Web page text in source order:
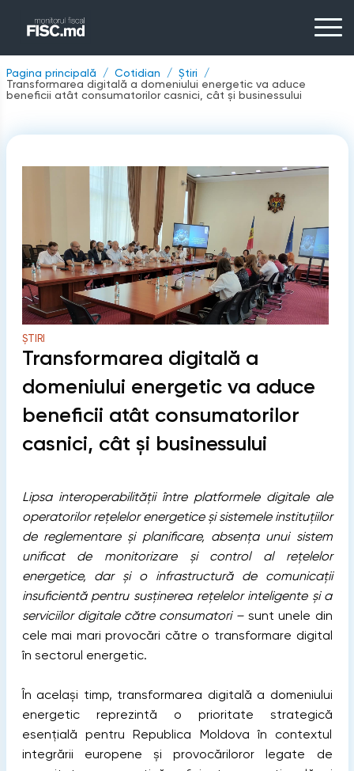
Pagina principală Cotidian
Știri
Transformarea digitală a domeniului energetic va aduce
beneficii atât consumatorilor casnici, cât și businessului
ȘTIRI
Transformarea digitală a
domeniului energetic va aduce
beneficii atât consumatorilor
casnici, cât și businessului
Lipsa interoperabilității între platformele digitale ale
operatorilor rețelelor energetice și sistemele instituțiilor
de reglementare și planificare, absența unui sistem
unificat de monitorizare și control al rețelelor
energetice, dar și o infrastructură de comunicații
insuficientă pentru susținerea rețelelor inteligente și a
serviciilor digitale către consumatori –sunt unele din
cele mai mari provocări către o transformare digital
în sectorul energetic.
În același timp, transformarea digitală a domeniului
energetic reprezintă o prioritate strategică
esențială pentru Republica Moldova în contextul
integrării europene și provocăriloror legate de